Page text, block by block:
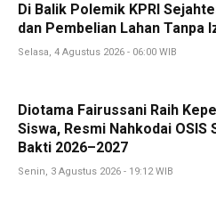
Di Balik Polemik KPRI
dan Pembelian Lahan Tanpa
Selasa, 4 Agustus 2026 - 06:00 WIB
Diotama Fairussani Raih
Siswa, Resmi Nahkodai OSIS
Bakti 2026–2027
Senin, 3 Agustus 2026 - 19:12 WIB